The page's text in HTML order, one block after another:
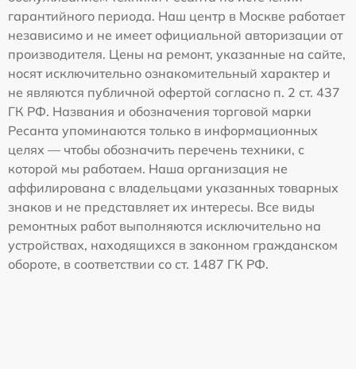
гарантийного периода. Наш центр в Москве работает
независимо и не имеет официальной авторизации от
производителя. Цены на ремонт, указанные на сайте,
носят исключительно ознакомительный характер и
не являются публичной офертой согласно п. 2 ст. 437
ГК РФ. Названия и обозначения торговой марки
Ресанта упоминаются только в информационных
целях — чтобы обозначить перечень техники, с
которой мы работаем. Наша организация не
аффилирована с владельцами указанных товарных
знаков и не представляет их интересы. Все виды
ремонтных работ выполняются исключительно на
устройствах, находящихся в законном гражданском
обороте, в соответствии со ст. 1487 ГК РФ.